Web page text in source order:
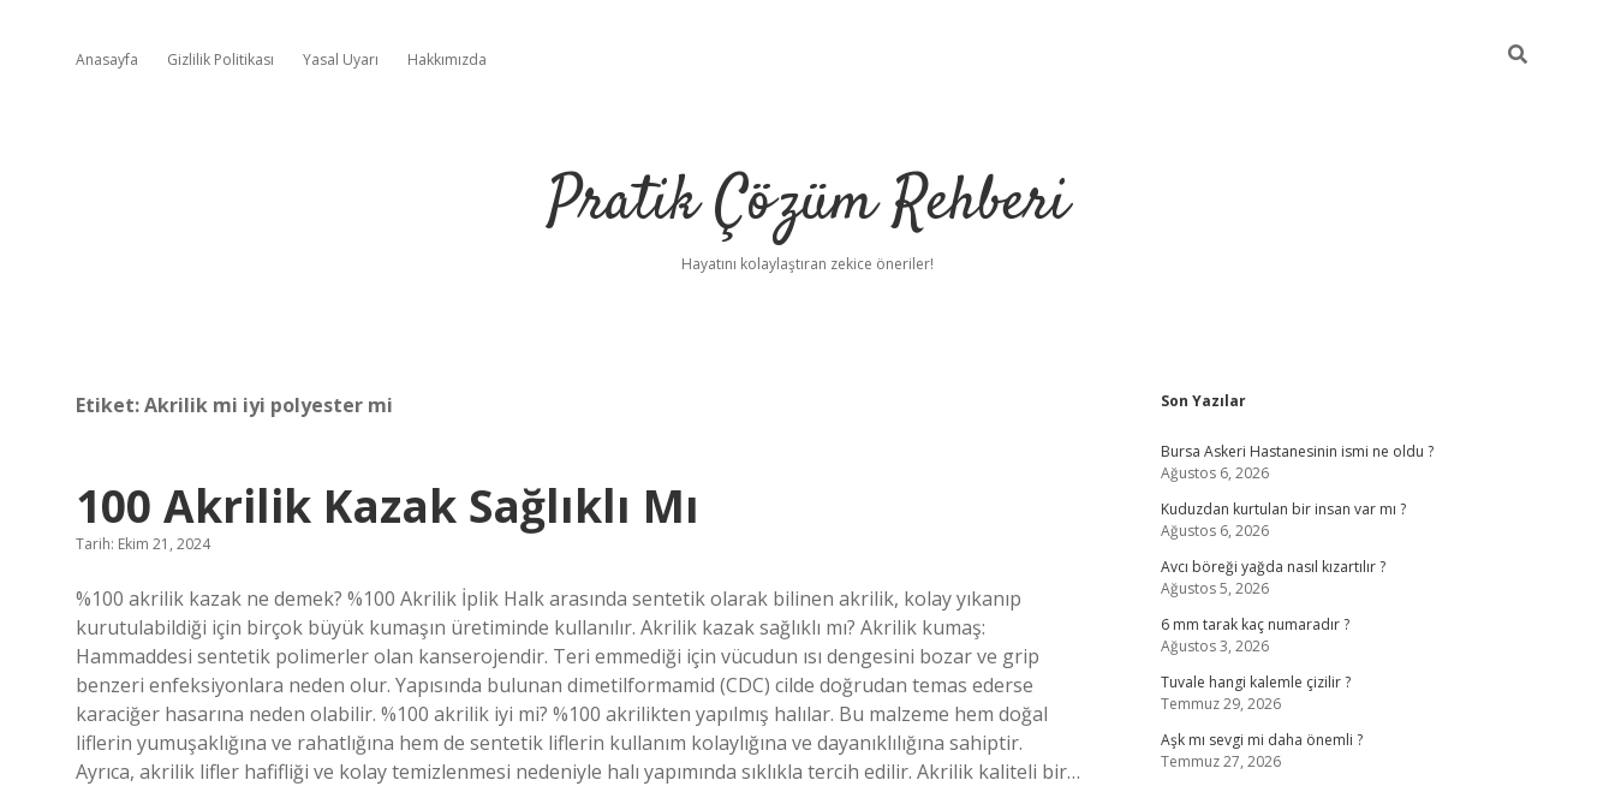
Anasayfa Gizlilik Politikası Yasal Uyarı Hakkımızda
Pratik Çözüm Rehberi
Hayatını kolaylaştıran zekice öneriler!
Etiket:Akrilik mi iyi polyester mi
100 Akrilik Kazak Sağlıklı Mı
Tarih: Ekim 21, 2024
%100 akrilik kazak ne demek? %100 Akrilik İplik Halk arasında sentetik olarak bilinen akrilik, kolay yıkanıp
kurutulabildiği için birçok büyük kumaşın üretiminde kullanılır. Akrilik kazak sağlıklı mı? Akrilik kumaş:
Hammaddesi sentetik polimerler olan kanserojendir. Teri emmediği için vücudun ısı dengesini bozar ve grip
benzeri enfeksiyonlara neden olur. Yapısında bulunan dimetilformamid (CDC) cilde doğrudan temas ederse
karaciğer hasarına neden olabilir. %100 akrilik iyi mi? %100 akrilikten yapılmış halılar. Bu malzeme hem doğal
liflerin yumuşaklığına ve rahatlığına hem de sentetik liflerin kullanım kolaylığına ve dayanıklılığına sahiptir.
Ayrıca, akrilik lifler hafifliği ve kolay temizlenmesi nedeniyle halı yapımında sıklıkla tercih edilir. Akrilik kaliteli bir…
Sidebar
Son Yazılar
Bursa Askeri Hastanesinin ismi ne oldu ?
Ağustos 6, 2026
Kuduzdan kurtulan bir insan var mı ?
Ağustos 6, 2026
Avcı böreği yağda nasıl kızartılır ?
Ağustos 5, 2026
6 mm tarak kaç numaradır ?
Ağustos 3, 2026
Tuvale hangi kalemle çizilir ?
Temmuz 29, 2026
Aşk mı sevgi mi daha önemli ?
Temmuz 27, 2026